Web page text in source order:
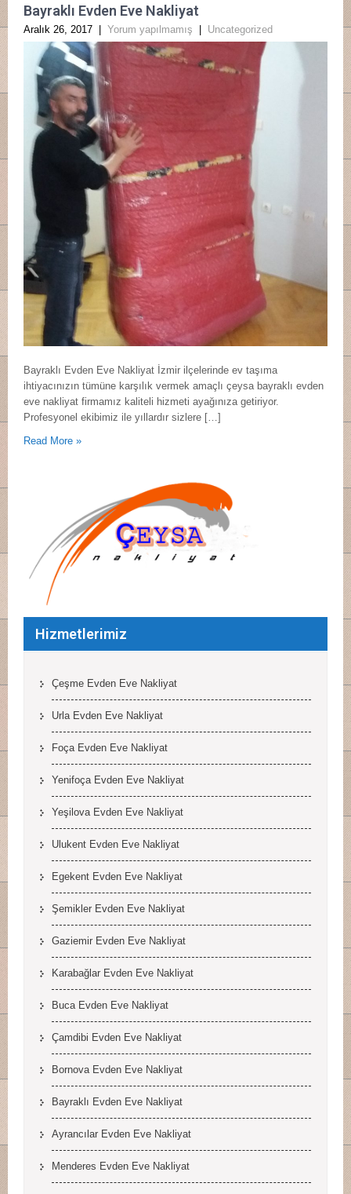
Bayraklı Evden Eve Nakliyat
Aralık 26, 2017 Yorum yapılmamış Uncategorized
Bayraklı Evden Eve Nakliyat İzmir ilçelerinde ev taşıma
ihtiyacınızın tümüne karşılık vermek amaçlı çeysa bayraklı evden
eve nakliyat firmamız kaliteli hizmeti ayağınıza getiriyor.
Profesyonel ekibimiz ile yıllardır sizlere […]
Read More »
Hizmetlerimiz
Çeşme Evden Eve Nakliyat
Urla Evden Eve Nakliyat
Foça Evden Eve Nakliyat
Yenifoça Evden Eve Nakliyat
Yeşilova Evden Eve Nakliyat
Ulukent Evden Eve Nakliyat
Egekent Evden Eve Nakliyat
Şemikler Evden Eve Nakliyat
Gaziemir Evden Eve Nakliyat
Karabağlar Evden Eve Nakliyat
Buca Evden Eve Nakliyat
Çamdibi Evden Eve Nakliyat
Bornova Evden Eve Nakliyat
Bayraklı Evden Eve Nakliyat
Ayrancılar Evden Eve Nakliyat
Menderes Evden Eve Nakliyat